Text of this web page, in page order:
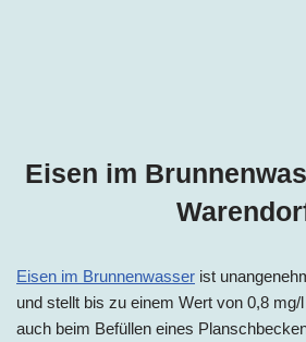
Eisen im
Eisen im Brunnenwasser ist
und stellt bis zu einem Wert von 0,8 mg/
auch beim Befüllen eines